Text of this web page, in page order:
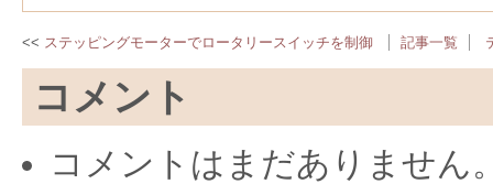
ステッピングモーターでロータリースイッチを制御 記事一覧
コメント
コメントはまだありません